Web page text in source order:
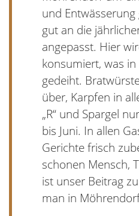
und
gut an die
angepasst. Hier
konsumiert, was
gedeiht.
über, Karpfen in
„R“ und Spargel
bis Juni. In allen
Gerichte frisch
schonen Mensch,
ist unser Beitrag
man in